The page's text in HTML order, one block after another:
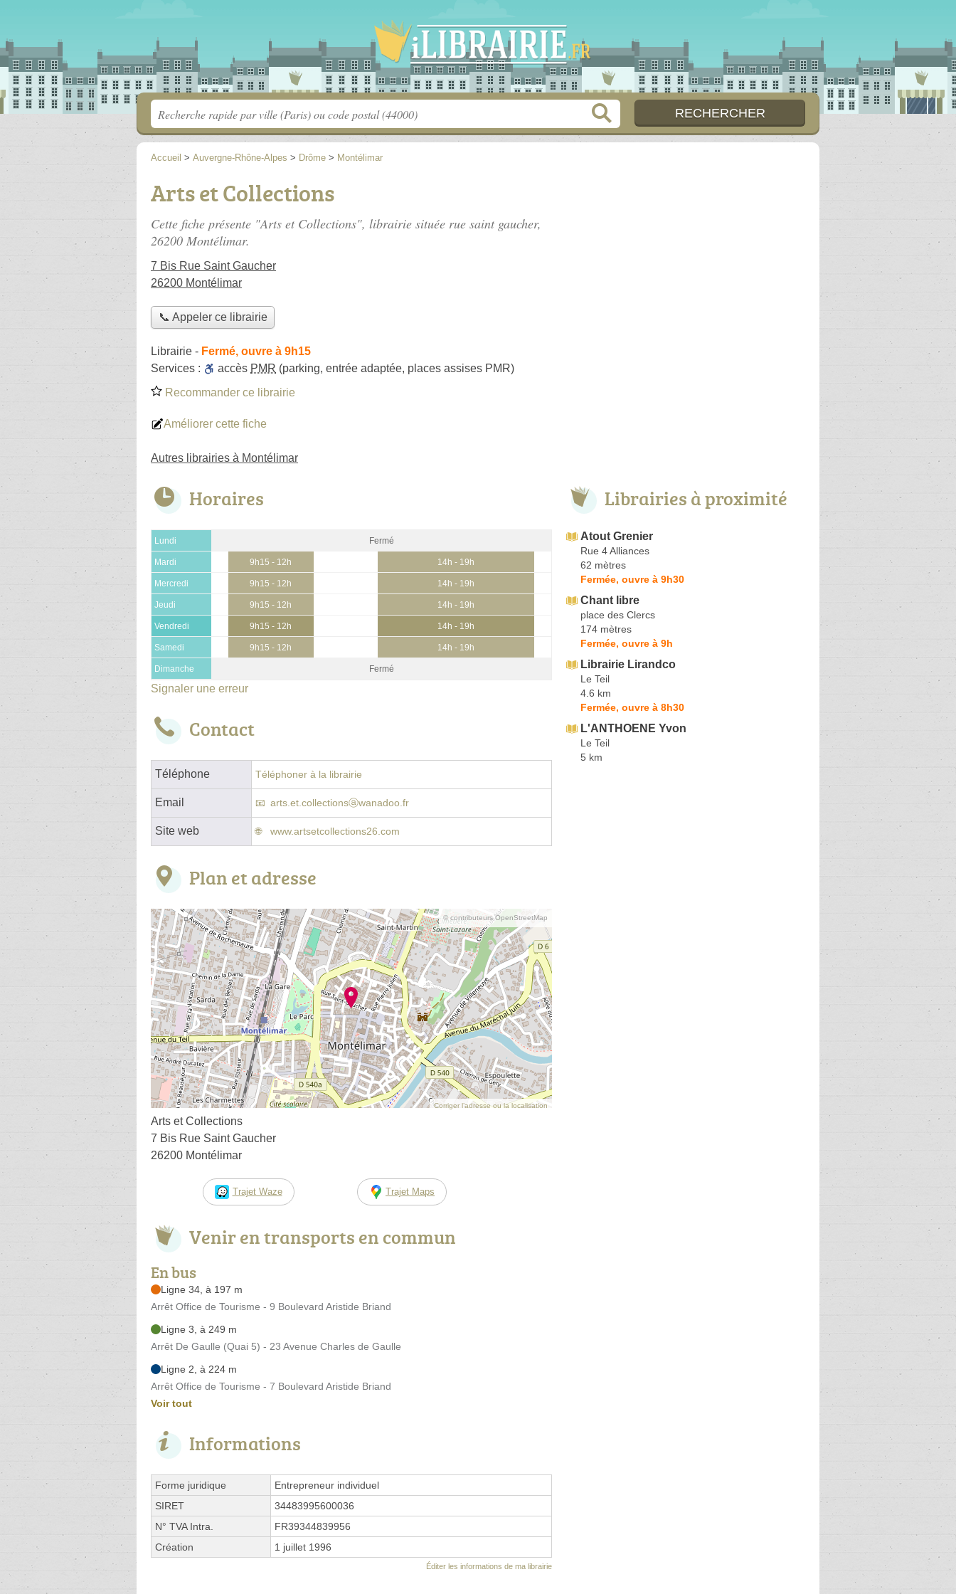
Accueil > Auvergne-Rhône-Alpes > Drôme > Montélimar
Arts et Collections
Cette fiche présente "Arts et Collections", librairie située rue saint gaucher,
26200 Montélimar.
7 Bis Rue Saint Gaucher
26200 Montélimar
📞 Appeler ce librairie
Librairie - Fermé, ouvre à 9h15
Services :
accès PMR (parking, entrée adaptée, places assises PMR)
Recommander ce librairie
Améliorer cette fiche
Autres librairies à Montélimar
Horaires
Lundi Fermé
Mardi 9h15 - 12h 14h - 19h
Mercredi 9h15 - 12h 14h - 19h
Jeudi 9h15 - 12h 14h - 19h
Vendredi 9h15 - 12h 14h - 19h
Samedi 9h15 - 12h 14h - 19h
Dimanche Fermé
Signaler une erreur
Contact
Téléphone Téléphoner à la librairie
Email arts.et.collectionsⓐwanadoo.fr
Site web www.artsetcollections26.com
Plan et adresse
© contributeurs OpenStreetMap
Corriger l’adresse ou la localisation
Arts et Collections
7 Bis Rue Saint Gaucher
26200 Montélimar
Trajet Waze Trajet Maps
Venir en transports en commun
En bus
Ligne 34, à 197 m
Arrêt Office de Tourisme - 9 Boulevard Aristide Briand
Ligne 3, à 249 m
Arrêt De Gaulle (Quai 5) - 23 Avenue Charles de Gaulle
Ligne 2, à 224 m
Arrêt Office de Tourisme - 7 Boulevard Aristide Briand
Voir tout
Informations
Forme juridique
Entrepreneur individuel
SIRET
34483995600036
N° TVA Intra.
FR39344839956
Création
1 juillet 1996
Éditer les informations de ma librairie
Librairies à proximité
Atout Grenier
Rue 4 Alliances
62 mètres
Fermée, ouvre à 9h30
Chant libre
place des Clercs
174 mètres
Fermée, ouvre à 9h
Librairie Lirandco
Le Teil
4.6 km
Fermée, ouvre à 8h30
L'ANTHOENE Yvon
Le Teil
5 km